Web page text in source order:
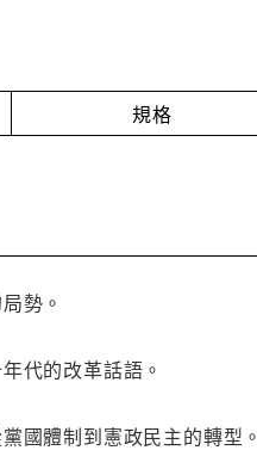
規格
勢。
代的改革話語。
國體制到憲政民主的轉型。